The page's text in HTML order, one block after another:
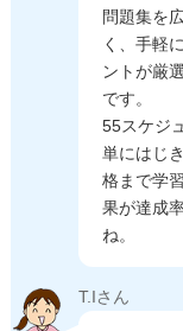
問題集を
く、手軽
ントが厳
です。
55スケジ
単にはじ
格まで学
果が達成
ね。
T.Iさん